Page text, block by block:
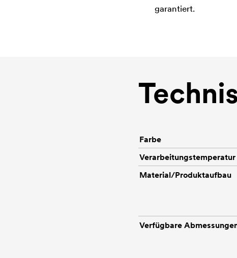
garantiert.
Farbe
Verarbeitungstemperatur
Material/Produktaufbau
Verfügbare